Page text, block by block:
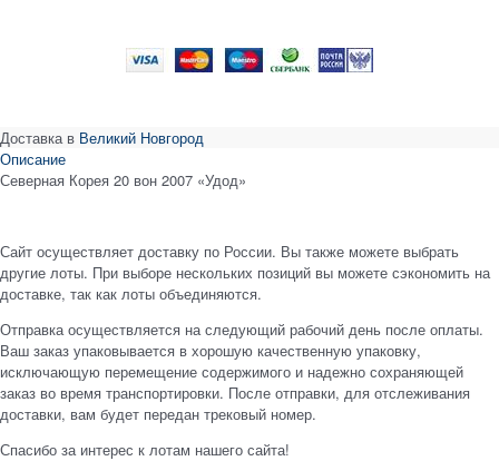
Доставка в Великий Новгород
Описание
Северная Корея 20 вон 2007 «Удод»
Сайт осуществляет доставку по России. Вы также можете выбрать
другие лоты. При выборе нескольких позиций вы можете сэкономить на
доставке, так как лоты объединяются.
Отправка осуществляется на следующий рабочий день после оплаты.
Ваш заказ упаковывается в хорошую качественную упаковку,
исключающую перемещение содержимого и надежно сохраняющей
заказ во время транспортировки. После отправки, для отслеживания
доставки, вам будет передан трековый номер.
Спасибо за интерес к лотам нашего сайта!